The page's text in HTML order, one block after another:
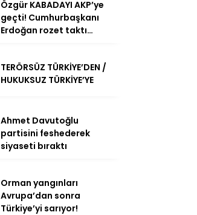
Özgür KABADAYI AKP’ye
geçti! Cumhurbaşkanı
Erdoğan rozet taktı…
TERÖRSÜZ TÜRKİYE’DEN /
HUKUKSUZ TÜRKİYE’YE
Ahmet Davutoğlu
partisini feshederek
siyaseti bıraktı
Orman yangınları
Avrupa’dan sonra
Türkiye’yi sarıyor!